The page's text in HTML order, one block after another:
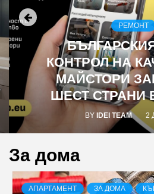
РЕМОНТ
КОНТРОЛ НА
МАЙСТОРИ
ШЕСТ СТРАНИ
BY IDEI TEAM 2
За дома
АПАРТАМЕНТ ЗА ДОМА